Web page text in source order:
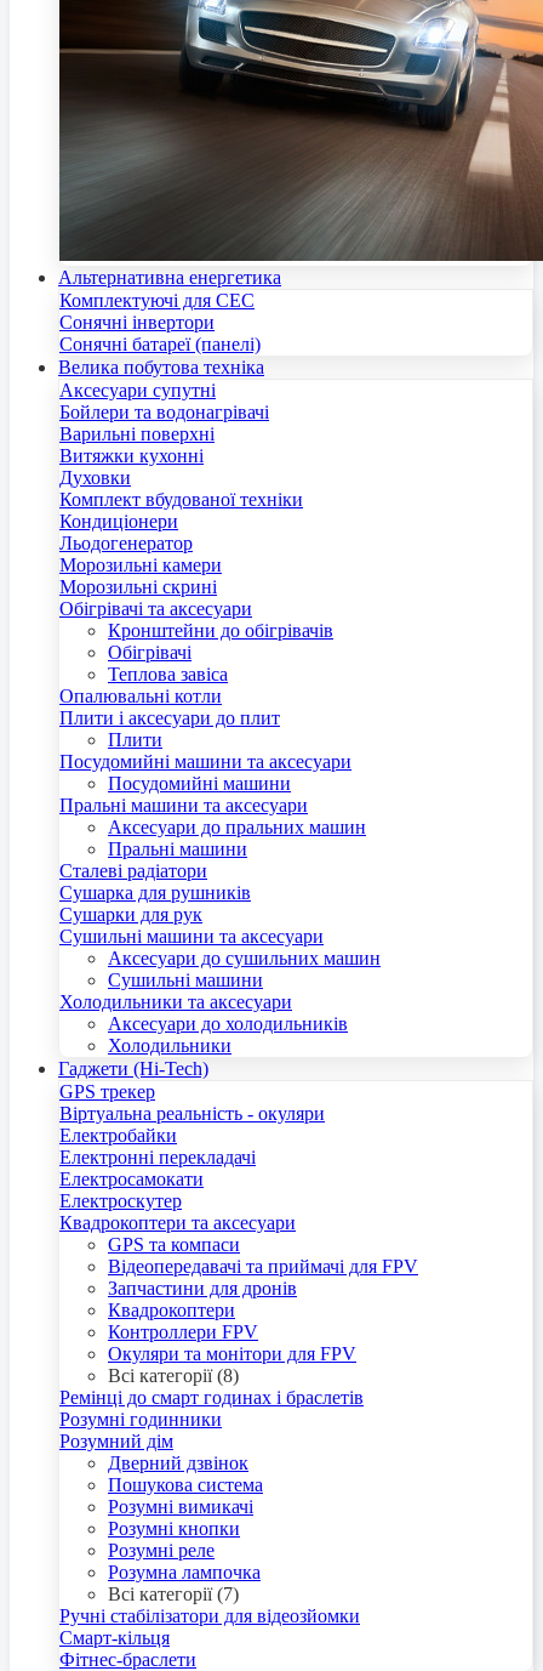
Альтернативна енергетика
Комплектуючі для СЕС
Сонячні інвертори
Сонячні батареї (панелі)
Велика побутова техніка
Аксесуари супутні
Бойлери та водонагрівачі
Варильні поверхні
Витяжки кухонні
Духовки
Комплект вбудованої техніки
Кондиціонери
Льодогенератор
Морозильні камери
Морозильні скрині
Обігрівачі та аксесуари
Кронштейни до обігрівачів
Обігрівачі
Теплова завіса
Опалювальні котли
Плити і аксесуари до плит
Плити
Посудомийні машини та аксесуари
Посудомийні машини
Пральні машини та аксесуари
Аксесуари до пральних машин
Пральні машини
Сталеві радіатори
Сушарка для рушників
Сушарки для рук
Сушильні машини та аксесуари
Аксесуари до сушильних машин
Сушильні машини
Холодильники та аксесуари
Аксесуари до холодильників
Холодильники
Гаджети (Hi-Tech)
GPS трекер
Віртуальна реальність - окуляри
Електробайки
Електронні перекладачі
Електросамокати
Електроскутер
Квадрокоптери та аксесуари
GPS та компаси
Відеопередавачі та приймачі для FPV
Запчастини для дронів
Квадрокоптери
Контроллери FPV
Окуляри та монітори для FPV
Всі категорії (8)
Ремінці до смарт годинах і браслетів
Розумні годинники
Розумний дім
Дверний дзвінок
Пошукова система
Розумні вимикачі
Розумні кнопки
Розумні реле
Розумна лампочка
Всі категорії (7)
Ручні стабілізатори для відеозйомки
Смарт-кільця
Фітнес-браслети